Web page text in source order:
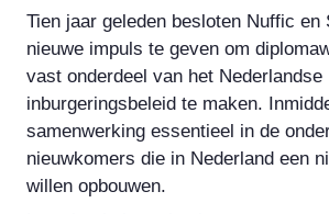
Tien jaar geleden besloten Nuffic en
nieuwe impuls te geven om
vast onderdeel van het Nederlandse
inburgeringsbeleid te maken.
samenwerking essentieel in de
nieuwkomers die in Nederland een
willen opbouwen.